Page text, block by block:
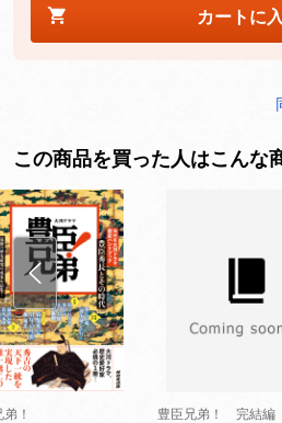
カートに
この商品を買った人はこんな
！ 豊臣兄弟！ 完結編